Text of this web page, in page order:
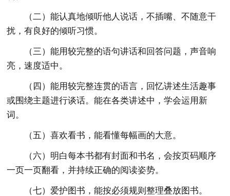
（二）能认真地倾听他人说话，不插嘴、不随意干
扰，有良好的倾听习惯。
（三）能用较完整的语句讲话和回答问题，声音响
亮，速度适中。
（四）能用较完整连贯的语言，回忆讲述生活趣事
或围绕主题进行谈话。能在各类讲述中，学会运用新
词。
（五）喜欢看书，能看懂每幅画的大意。
（六）明白每本书都有封面和书名，会按页码顺序
一页一页翻看，并持续正确的阅读姿势。
（七）爱护图书，能按必须规则整理叠放图书。